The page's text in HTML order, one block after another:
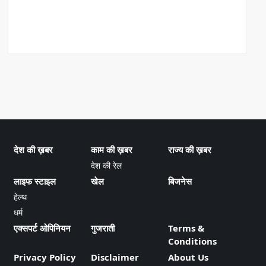
देश की ख़बर काम की ख़बर
देश की रेल
राज्य की ख़बर
लाइफ स्टाइल
हेल्थ
धर्म
खेल बिजनेस
एक्सपर्ट ओपिनियन गुजराती
Terms &
Conditions
Privacy Policy
Disclaimer About Us